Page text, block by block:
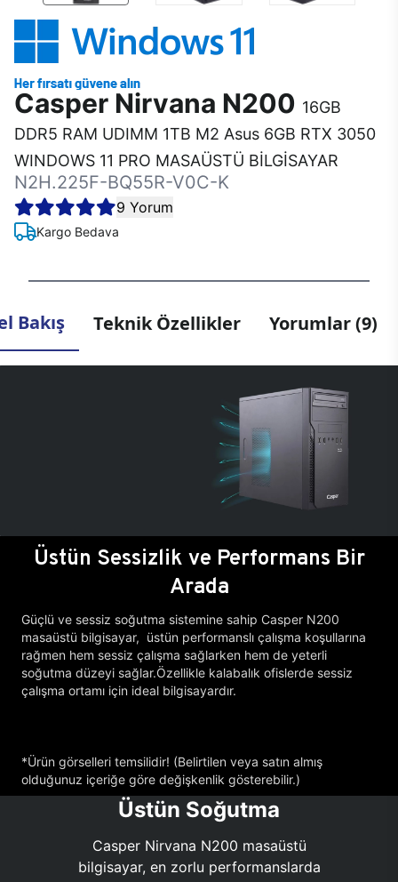
Casper Nirvana N200 16GB
DDR5 RAM UDIMM 1TB M2 Asus 6GB RTX 3050
WINDOWS 11 PRO MASAÜSTÜ BİLGİSAYAR
N2H.225F-BQ55R-V0C-K
9 Yorum
Kargo Bedava
Bakış Teknik Özellikler Yorumlar (9)
Üstün Sessizlik ve Performans Bir
Arada
Güçlü ve sessiz soğutma sistemine sahip Casper N200
masaüstü bilgisayar, üstün performanslı çalışma koşullarına
rağmen hem sessiz çalışma sağlarken hem de yeterli
soğutma düzeyi sağlar.Özellikle kalabalık ofislerde sessiz
çalışma ortamı için ideal bilgisayardır.
*Ürün görselleri temsilidir! (Belirtilen veya satın almış
olduğunuz içeriğe göre değişkenlik gösterebilir.)
Üstün Soğutma
Casper Nirvana N200 masaüstü
bilgisayar, en zorlu performanslarda